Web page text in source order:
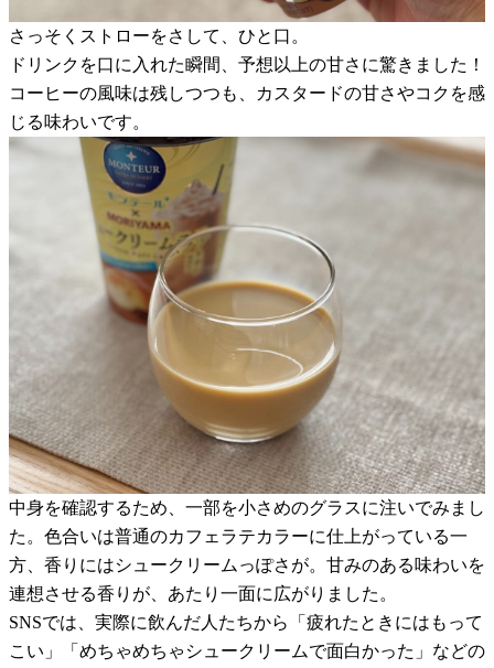
さっそくストローをさして、ひと口。
ドリンクを口に入れた瞬間、予想以上の甘さに驚きました！
コーヒーの風味は残しつつも、カスタードの甘さやコクを感
じる味わいです。
中身を確認するため、一部を小さめのグラスに注いでみまし
た。色合いは普通のカフェラテカラーに仕上がっている一
方、香りにはシュークリームっぽさが。甘みのある味わいを
連想させる香りが、あたり一面に広がりました。
SNSでは、実際に飲んだ人たちから「疲れたときにはもって
こい」「めちゃめちゃシュークリームで面白かった」などの